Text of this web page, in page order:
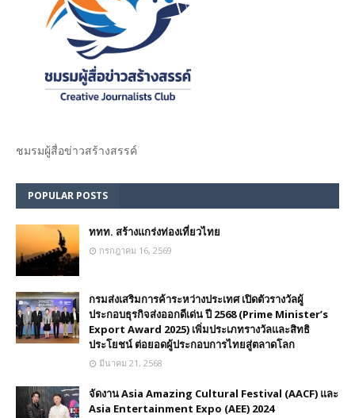
ชมรม​ผู้สื่อข่าวสร้างสรรค์​
POPULAR POSTS
ททท. สร้างแกร่งท่องเที่ยวไทย
กรกฎาคม 16, 2569
กรมส่งเสริมการค้าระหว่างประเทศ เปิดตัวรางวัลผู้
ประกอบธุรกิจส่งออกดีเด่น ปี 2568 (Prime Minister’s
Export Award 2025) เพิ่มประเภทรางวัลและสิทธิ
ประโยชน์ ต่อยอดผู้ประกอบการไทยสู่ตลาดโลก
มีนาคม 21, 2568
จัดงาน Asia Amazing Cultural Festival (AACF) และ
Asia Entertainment Expo (AEE) 2024